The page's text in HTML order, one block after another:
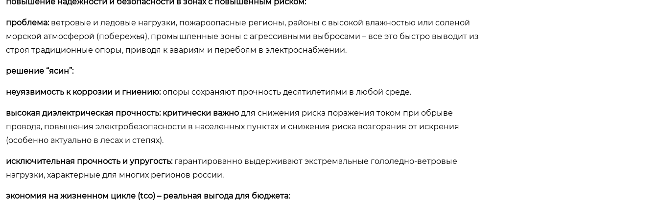
проблема:ветровые и ледовые нагрузки, пожароопасные регионы, районы с высокой влажностью или соленой
морской атмосферой (побережья), промышленные зоны с агрессивными выбросами – все это быстро выводит из
строя традиционные опоры, приводя к авариям и перебоям в электроснабжении.
решение “ясин”:
неуязвимость к коррозии и гниению:опоры сохраняют прочность десятилетиями в любой среде.
высокая диэлектрическая прочность: критически важно для снижения риска поражения током при обрыве
провода, повышения электробезопасности в населенных пунктах и снижения риска возгорания от искрения
(особенно актуально в лесах и степях).
исключительная прочность и упругость:гарантированно выдерживают экстремальные гололедно-ветровые
нагрузки, характерные для многих регионов россии.
экономия на жизненном цикле (tco) – реальная выгода для бюджета: